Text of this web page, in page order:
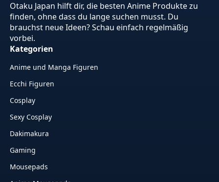
Otaku Japan hilft dir, die besten Anime Produkte zu
finden, ohne dass du lange suchen musst. Du
brauchst neue Ideen? Schau einfach regelmäßig
vorbei.
Kategorien
Anime und Manga Figuren
Ecchi Figuren
Cosplay
Sexy Cosplay
Dakimakura
Gaming
Mousepads